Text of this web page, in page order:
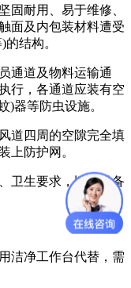
耐用、易于维修、
面及内包装材料遭受
结构。
道及物料运输通
行，各通道应装有空
)器等防虫设施。
四周的空隙完全填
上防护网。
生要求，以及设备
净工作台代替，需